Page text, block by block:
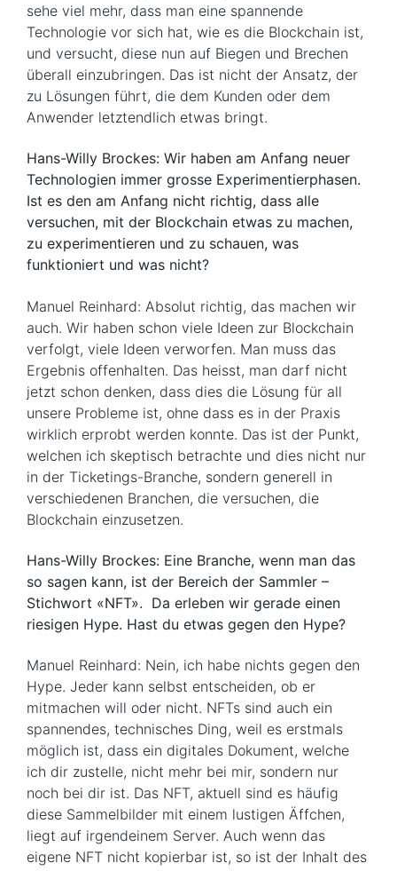
sehe viel mehr, dass man eine spannende
Technologie vor sich hat, wie es die Blockchain ist,
und versucht, diese nun auf Biegen und Brechen
überall einzubringen. Das ist nicht der Ansatz, der
zu Lösungen führt, die dem Kunden oder dem
Anwender letztendlich etwas bringt.
Hans-Willy Brockes: Wir haben am Anfang neuer
Technologien immer grosse Experimentierphasen.
Ist es den am Anfang nicht richtig, dass alle
versuchen, mit der Blockchain etwas zu machen,
zu experimentieren und zu schauen, was
funktioniert und was nicht?
Manuel Reinhard: Absolut richtig, das machen wir
auch. Wir haben schon viele Ideen zur Blockchain
verfolgt, viele Ideen verworfen. Man muss das
Ergebnis offenhalten. Das heisst, man darf nicht
jetzt schon denken, dass dies die Lösung für all
unsere Probleme ist, ohne dass es in der Praxis
wirklich erprobt werden konnte. Das ist der Punkt,
welchen ich skeptisch betrachte und dies nicht nur
in der Ticketings-Branche, sondern generell in
verschiedenen Branchen, die versuchen, die
Blockchain einzusetzen.
Hans-Willy Brockes: Eine Branche, wenn man das
so sagen kann, ist der Bereich der Sammler –
Stichwort «NFT». Da erleben wir gerade einen
riesigen Hype. Hast du etwas gegen den Hype?
Manuel Reinhard: Nein, ich habe nichts gegen den
Hype. Jeder kann selbst entscheiden, ob er
mitmachen will oder nicht. NFTs sind auch ein
spannendes, technisches Ding, weil es erstmals
möglich ist, dass ein digitales Dokument, welche
ich dir zustelle, nicht mehr bei mir, sondern nur
noch bei dir ist. Das NFT, aktuell sind es häufig
diese Sammelbilder mit einem lustigen Äffchen,
liegt auf irgendeinem Server. Auch wenn das
eigene NFT nicht kopierbar ist, so ist der Inhalt des